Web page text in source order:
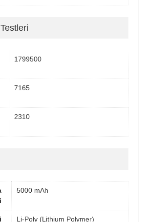
1799500
7165
2310
5000 mAh
Li-Poly (Lithium Polymer)